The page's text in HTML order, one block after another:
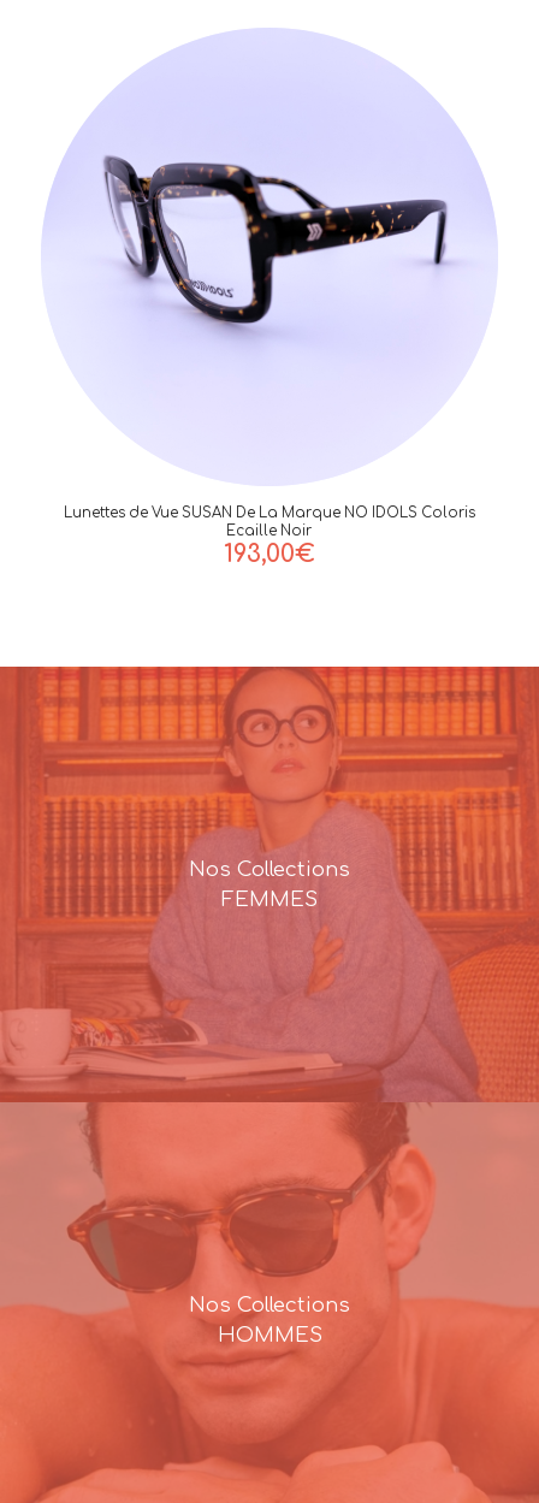
Lunettes de Vue SUSAN De La Marque NO IDOLS Coloris
Ecaille Noir
193,00€
Nos Collections
FEMMES
Nos Collections
HOMMES